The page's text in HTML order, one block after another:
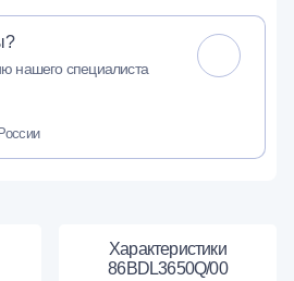
нашего специалиста
Характеристики
86BDL3650Q/00